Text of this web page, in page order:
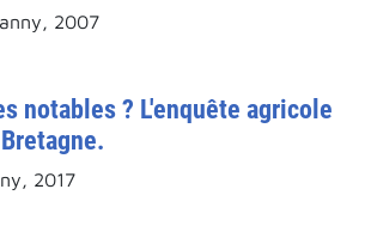
2007
notables ? L'enquête agricole
2017